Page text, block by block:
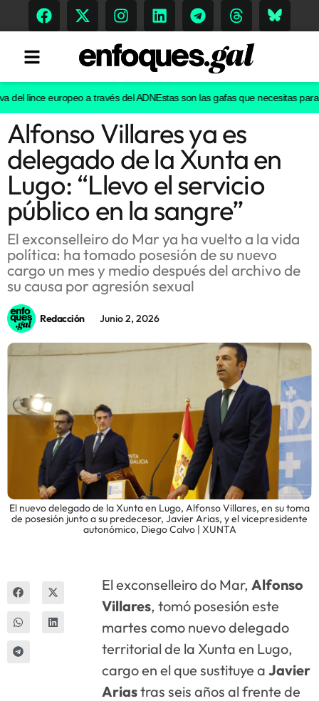
Tendencias
Memoria Histórica
Gastronomía
Escenarios
Sostenibilidad
lince europeo a través del ADNEstas son las gafas que necesitas para
Alfonso Villares ya es
delegado de la Xunta en
Lugo: “Llevo el servicio
público en la sangre”
El exconselleiro do Mar ya ha vuelto a la vida
política: ha tomado posesión de su nuevo
cargo un mes y medio después del archivo de
su causa por agresión sexual
Redacción Junio 2, 2026
El nuevo delegado de la Xunta en Lugo, Alfonso Villares, en su toma
de posesión junto a su predecesor, Javier Arias, y el vicepresidente
autonómico, Diego Calvo | XUNTA
El exconselleiro do Mar,Alfonso
Villares, tomó posesión este
martes como nuevo delegado
territorial de la Xunta en Lugo,
cargo en el que sustituye aJavier
Ariastras seis años al frente de